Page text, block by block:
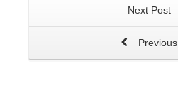
Next Post